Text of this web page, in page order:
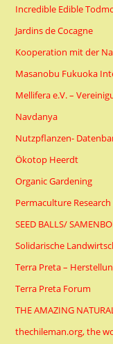
Incredible Edible
Jardins de Cocagne
Kooperation mit der
Masanobu Fukuoka
Mellifera e.V. –
Navdanya
Nutzpflanzen-
Ökotop Heerdt
Organic Gardening
Permaculture
SEED BALLS/
Solidarische
Terra Preta –
Terra Preta Forum
THE AMAZING
thechileman.org, the